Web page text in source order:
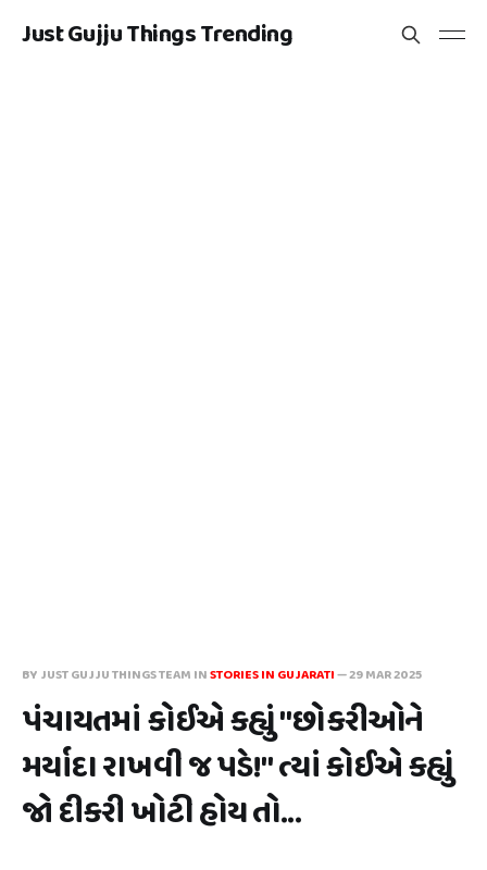
Just Gujju Things Trending
BY JUST GUJJU THINGS TEAM INSTORIES IN GUJARATI—29 MAR 2025
પંચાયતમાં કોઈએ કહ્યું "છોકરીઓને
મર્યાદા રાખવી જ પડે!" ત્યાં કોઈએ કહ્યું
જો દીકરી ખોટી હોય તો...